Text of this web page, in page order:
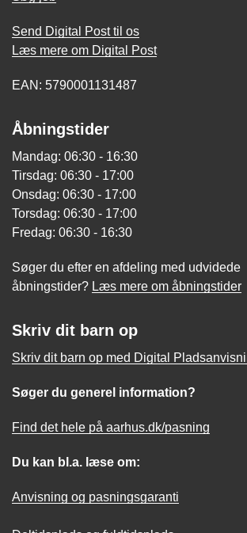
Send Digital Post til os
Læs mere om Digital Post
EAN: 5790001131487
Åbningstider
Mandag: 06:30 - 16:30
Tirsdag: 06:30 - 17:00
Onsdag: 06:30 - 17:00
Torsdag: 06:30 - 17:00
Fredag: 06:30 - 16:30
Søger du efter en afdeling med udvidede
åbningstider? Læs mere om åbningstider
Skriv dit barn op
Skriv dit barn op med Digital
Søger du generel information?
Find det hele på aarhus.dk/pasning
Du kan bl.a. læse om:
Anvisning og pasningsgaranti